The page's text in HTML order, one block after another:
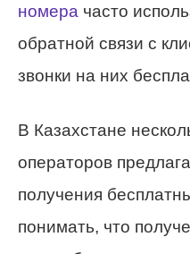
номера часто
обратной связи с
звонки на них
В Казахстане
операторов
получения
понимать, что